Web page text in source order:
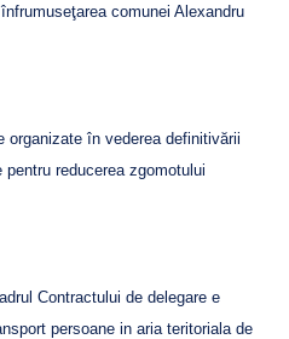
comunei Alexandru
organizate în vederea definitivării
reducerea zgomotului
Contractului de delegare e
persoane in aria teritoriala de